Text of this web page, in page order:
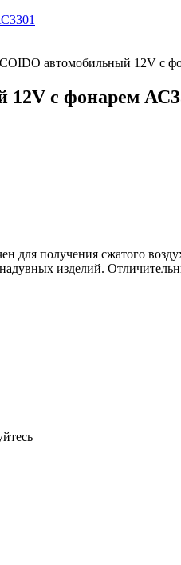
автомобильный 12V c
12V c фонарем
для получения сжатого
изделий.